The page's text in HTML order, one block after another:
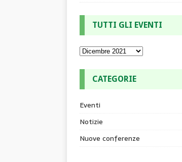
TUTTI GLI EVENTI
CATEGORIE
Eventi
Notizie
Nuove conferenze